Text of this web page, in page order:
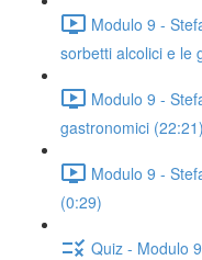
Modulo 9 -
sorbetti alcolici e le
Modulo 9 -
gastronomici (22:21)
Modulo 9 -
(0:29)
Quiz - Modulo 9